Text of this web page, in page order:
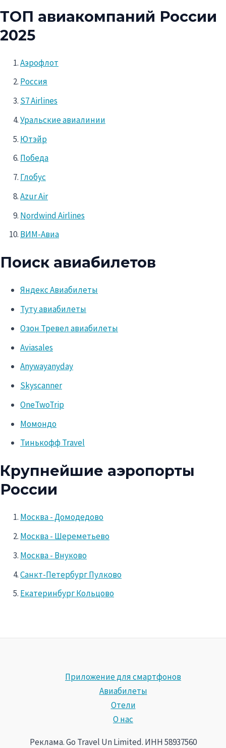
ТОП авиакомпаний России
2025
Аэрофлот
Россия
S7 Airlines
Уральские авиалинии
Ютэйр
Победа
Глобус
Azur Air
Nordwind Airlines
ВИМ-Авиа
Поиск авиабилетов
Яндекс Авиабилеты
Туту авиабилеты
Озон Тревел авиабилеты
Aviasales
Anywayanyday
Skyscanner
OneTwoTrip
Момондо
Тинькофф Travel
Крупнейшие аэропорты
России
Москва - Домодедово
Москва - Шереметьево
Москва - Внуково
Санкт-Петербург Пулково
Екатеринбург Кольцово
Приложение для смартфонов
Авиабилеты
Отели
О нас
Реклама. Go Travel Un Limited. ИНН 58937560